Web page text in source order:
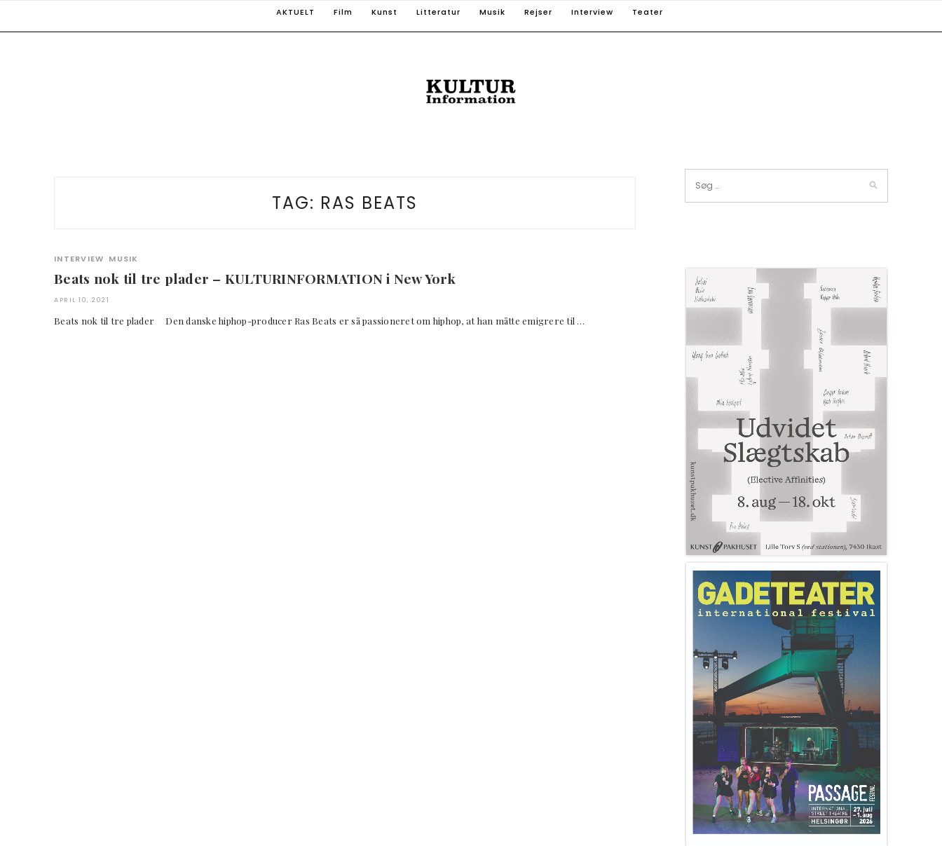
AKTUELT Film Kunst Litteratur Musik Rejser Interview Teater
TAG: RAS BEATS
INTERVIEW MUSIK
Beats nok til tre plader – KULTURINFORMATION i New York
APRIL 10, 2021
Beats nok til tre plader Den danske hiphop-producer Ras Beats er så passioneret om hiphop, at han måtte emigrere til …